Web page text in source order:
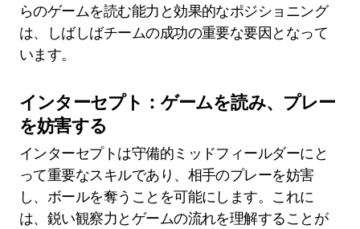
らのゲームを読む能力と効果的なポジショニング
は、しばしばチームの成功の重要な要因となって
います。
インターセプト：ゲームを読み、プレー
を妨害する
インターセプトは守備的ミッドフィールダーにと
って重要なスキルであり、相手のプレーを妨害
し、ボールを奪うことを可能にします。これに
は、鋭い観察力とゲームの流れを理解することが